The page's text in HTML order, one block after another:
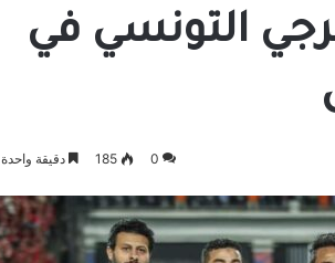
التونسي في
0
185 دقيقة واحدة